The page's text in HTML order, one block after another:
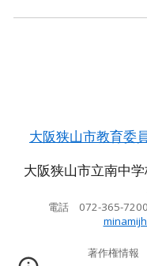
大阪狭山市教育委
大阪狭山市立南中
電話 072-365-
著作権情報